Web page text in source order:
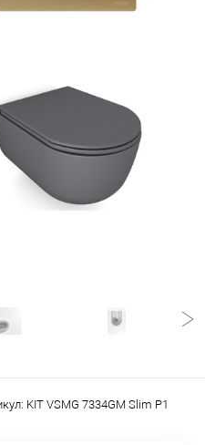
KIT VSMG 7334GM Slim P1